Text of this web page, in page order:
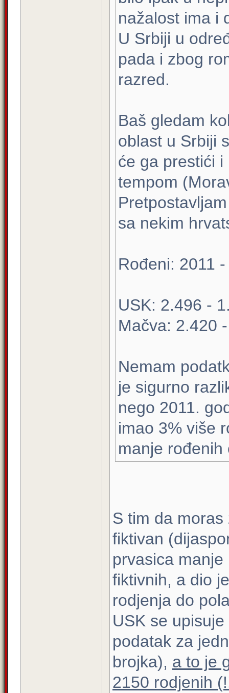
nažalost ima i
U Srbiji u
pada i zbog
razred.
Baš gledam
oblast u Srbiji
će ga prestići
tempom
sa nekim
Rođeni: 2011
USK: 2.496 -
Mačva: 2.420
Nemam
je sigurno
nego 2011.
imao 3% više
manje rođenih
S tim da
fiktivan
prvasica
fiktivnih, a dio
rodjenja do
USK se
podatak za
brojka), a to je
2150 rodjenih